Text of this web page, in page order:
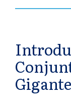
Gigante